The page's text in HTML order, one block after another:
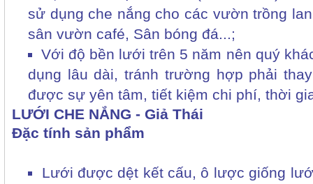
sử dụng che nắng cho các vườn trồng
sân vườn café, Sân bóng đá...;
Với độ bền lưới trên 5 năm nên quý
dụng lâu dài, tránh trường hợp phải
được sự yên tâm, tiết kiệm chi phí, thời
LƯỚI CHE NẮNG - Giả Thái
Đặc tính sản phẩm
Lưới được dệt kết cấu, ô lược giống